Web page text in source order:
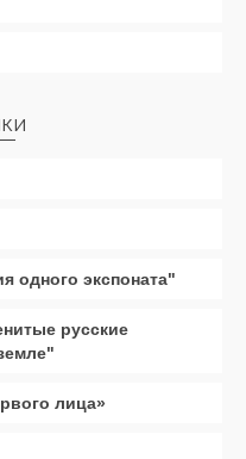
одного экспоната"
русские
лица»